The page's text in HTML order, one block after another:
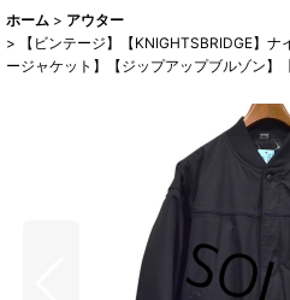
ホーム > アウター
>
【ビンテージ】【KNIGHTSBRIDGE】
ージャケット】【ジップアップブルゾン】